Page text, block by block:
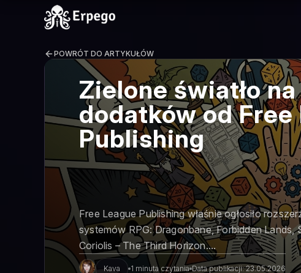
POWRÓT DO ARTYKUŁÓW
Zielone światło
dodatków od Free
Publishing
Free League Publishing właśnie ogłosiło
systemów RPG: Dragonbane, Forbidden Lands,
Coriolis – The Third Horizon....
Kava 1 minuta czytania Data publikacji: 23.05.2026